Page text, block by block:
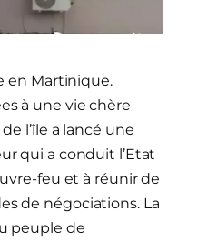
en Martinique.
à une vie chère
l’île a lancé une
qui a conduit l’Etat
feu et à réunir de
de négociations. La
peuple de